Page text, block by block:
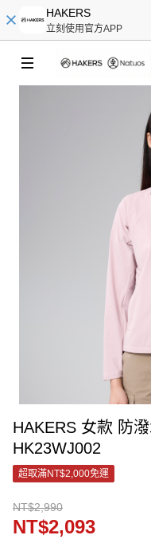
HAKERS
立刻使用官方APP
HAKERS 女款 防
HK23WJ002
超取滿NT$2,000免運
NT$2,990
NT$2,093